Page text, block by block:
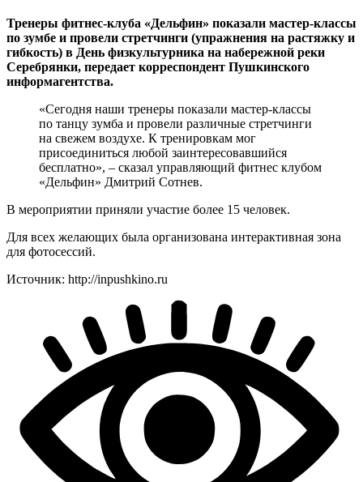
Тренеры фитнес-клуба «Дельфин» показали мастер-классы
по зумбе и провели стретчинги (упражнения на растяжку и
гибкость) в День физкультурника на набережной реки
Серебрянки, передает корреспондент Пушкинского
информагентства.
«Сегодня наши тренеры показали мастер-классы
по танцу зумба и провели различные стретчинги
на свежем воздухе. К тренировкам мог
присоединиться любой заинтересовавшийся
бесплатно», – сказал управляющий фитнес клубом
«Дельфин» Дмитрий Сотнев.
В мероприятии приняли участие более 15 человек.
Для всех желающих была организована интерактивная зона
для фотосессий.
Источник: http://inpushkino.ru